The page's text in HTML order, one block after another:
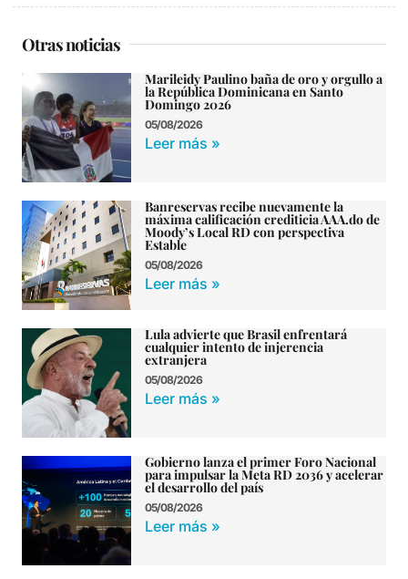
Otras noticias
Marileidy Paulino baña de oro y orgullo a
la República Dominicana en Santo
Domingo 2026
05/08/2026
Leer más »
Banreservas recibe nuevamente la
máxima calificación crediticia AAA.do de
Moody’s Local RD con perspectiva
Estable
05/08/2026
Leer más »
Lula advierte que Brasil enfrentará
cualquier intento de injerencia
extranjera
05/08/2026
Leer más »
Gobierno lanza el primer Foro Nacional
para impulsar la Meta RD 2036 y acelerar
el desarrollo del país
05/08/2026
Leer más »